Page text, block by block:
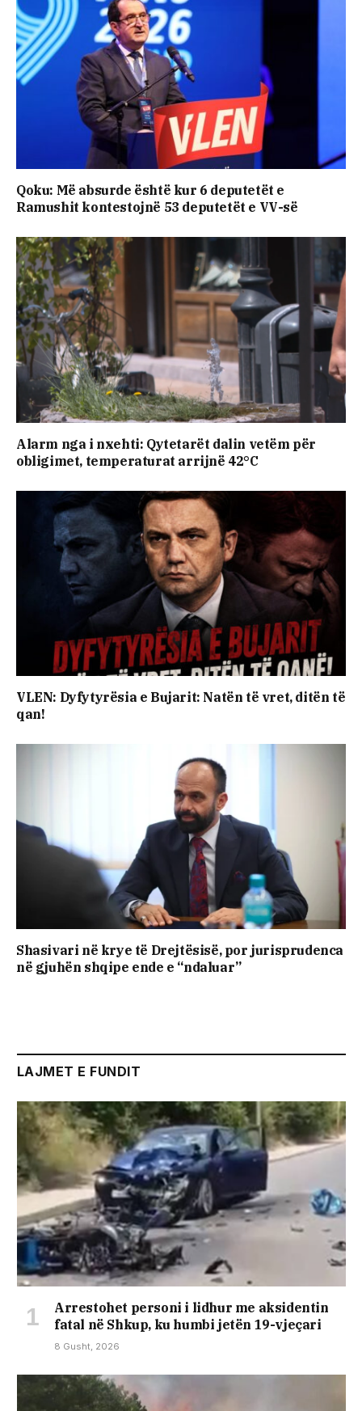
Qoku: Më absurde është kur 6 deputetët e
Ramushit kontestojnë 53 deputetët e VV-së
Alarm nga i nxehti: Qytetarët dalin vetëm për
obligimet, temperaturat arrijnë 42°C
VLEN: Dyfytyrësia e Bujarit: Natën të vret, ditën të
qan!
Shasivari në krye të Drejtësisë, por jurisprudenca
në gjuhën shqipe ende e “ndaluar”
LAJMET E FUNDIT
Arrestohet personi i lidhur me aksidentin
fatal në Shkup, ku humbi jetën 19-vjeçari
8 Gusht, 2026